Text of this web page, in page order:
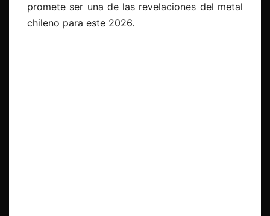
promete ser una de las revelaciones del metal
chileno para este 2026.